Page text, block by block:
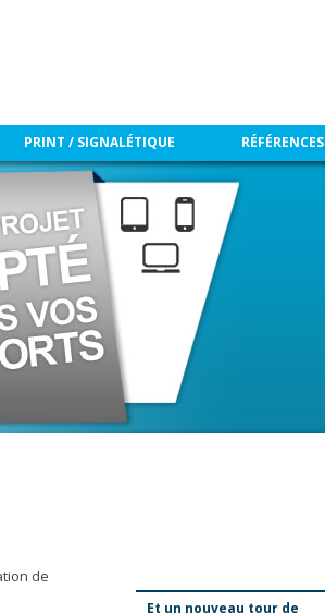
PRINT / SIGNALÉTIQUE RÉFÉRENCES
de
Et un nouveau tour de